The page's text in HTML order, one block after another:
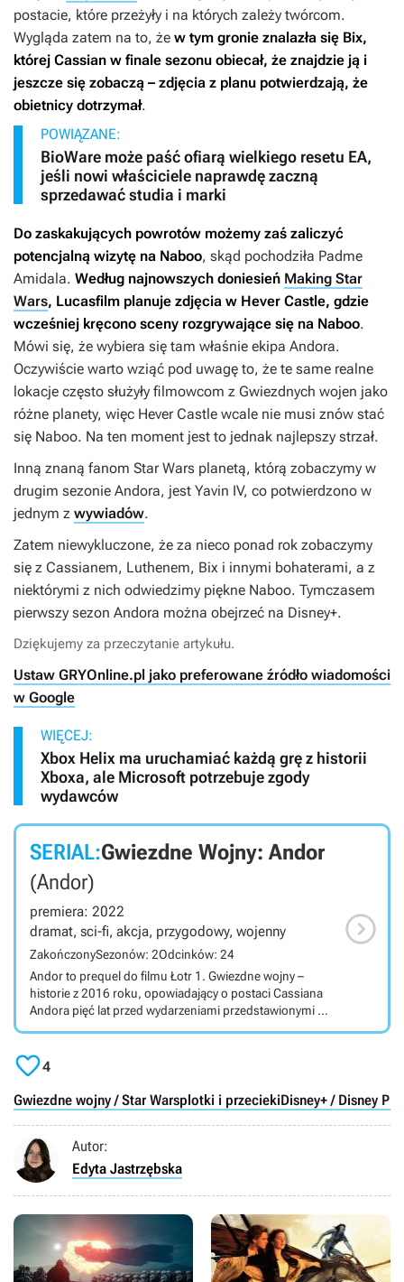
postacie, które przeżyły i na których zależy twórcom.
Wygląda zatem na to, że w tym gronie znalazła się Bix,
której Cassian w finale sezonu obiecał, że znajdzie ją i
jeszcze się zobaczą – zdjęcia z planu potwierdzają, że
obietnicy dotrzymał.
POWIĄZANE:
BioWare może paść ofiarą wielkiego resetu EA,
jeśli nowi właściciele naprawdę zaczną
sprzedawać studia i marki
Do zaskakujących powrotów możemy zaś zaliczyć
potencjalną wizytę na Naboo, skąd pochodziła Padme
Amidala. Według najnowszych doniesień Making Star
Wars, Lucasfilm planuje zdjęcia w Hever Castle, gdzie
wcześniej kręcono sceny rozgrywające się na Naboo.
Mówi się, że wybiera się tam właśnie ekipa Andora.
Oczywiście warto wziąć pod uwagę to, że te same realne
lokacje często służyły filmowcom z Gwiezdnych wojen jako
różne planety, więc Hever Castle wcale nie musi znów stać
się Naboo. Na ten moment jest to jednak najlepszy strzał.
Inną znaną fanom Star Wars planetą, którą zobaczymy w
drugim sezonie Andora, jest Yavin IV, co potwierdzono w
jednym z wywiadów.
Zatem niewykluczone, że za nieco ponad rok zobaczymy
się z Cassianem, Luthenem, Bix i innymi bohaterami, a z
niektórymi z nich odwiedzimy piękne Naboo. Tymczasem
pierwszy sezon Andora można obejrzeć na Disney+.
Dziękujemy za przeczytanie artykułu.
Ustaw GRYOnline.pl jako preferowane źródło wiadomości
w Google
WIĘCEJ:
Xbox Helix ma uruchamiać każdą grę z historii
Xboxa, ale Microsoft potrzebuje zgody
wydawców
SERIAL:Gwiezdne Wojny: Andor
(Andor)
premiera: 2022
dramat, sci-fi, akcja, przygodowy, wojenny
ZakończonySezonów: 2Odcinków: 24
Andor to prequel do filmu Łotr 1. Gwiezdne wojny –
historie z 2016 roku, opowiadający o postaci Cassiana
Andora pięć lat przed wydarzeniami przedstawionymi w
Gwiezdnych wojen został stworzony przez Tony’ego
Gilroya dla serwisu streamingowego Disney+. Za
scenariusz odpowiada Gilroy wraz ze swoim bratem,
Danem oraz Beau Willimonem i Stephenem Schiffem. W
głównej roli powraca Diego Luna, który jest także
producentem wykonawczym. W rolach głównych
występują również Stellan Skarsgĺrd, Forest Whitaker,
Adria Arjona, Fiona Shaw, Denise Gough, Kyle Soller i
Genevieve O’Reilly.

4
Gwiezdne wojny / Star Warsplotki i przeciekiDisney+ / Disney
Autor:
Edyta Jastrzębska